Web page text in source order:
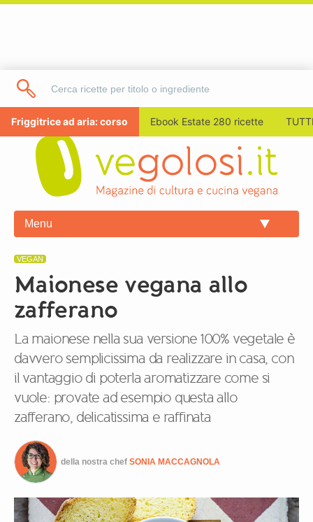
Friggitrice ad aria: corso Ebook Estate 280 ricette
Menu
VEGAN
Maionese vegana allo
zafferano
La maionese nella sua versione 100% vegetale è
davvero semplicissima da realizzare in casa, con
il vantaggio di poterla aromatizzare come si
vuole: provate ad esempio questa allo
zafferano, delicatissima e raffinata
della nostra chef SONIA MACCAGNOLA